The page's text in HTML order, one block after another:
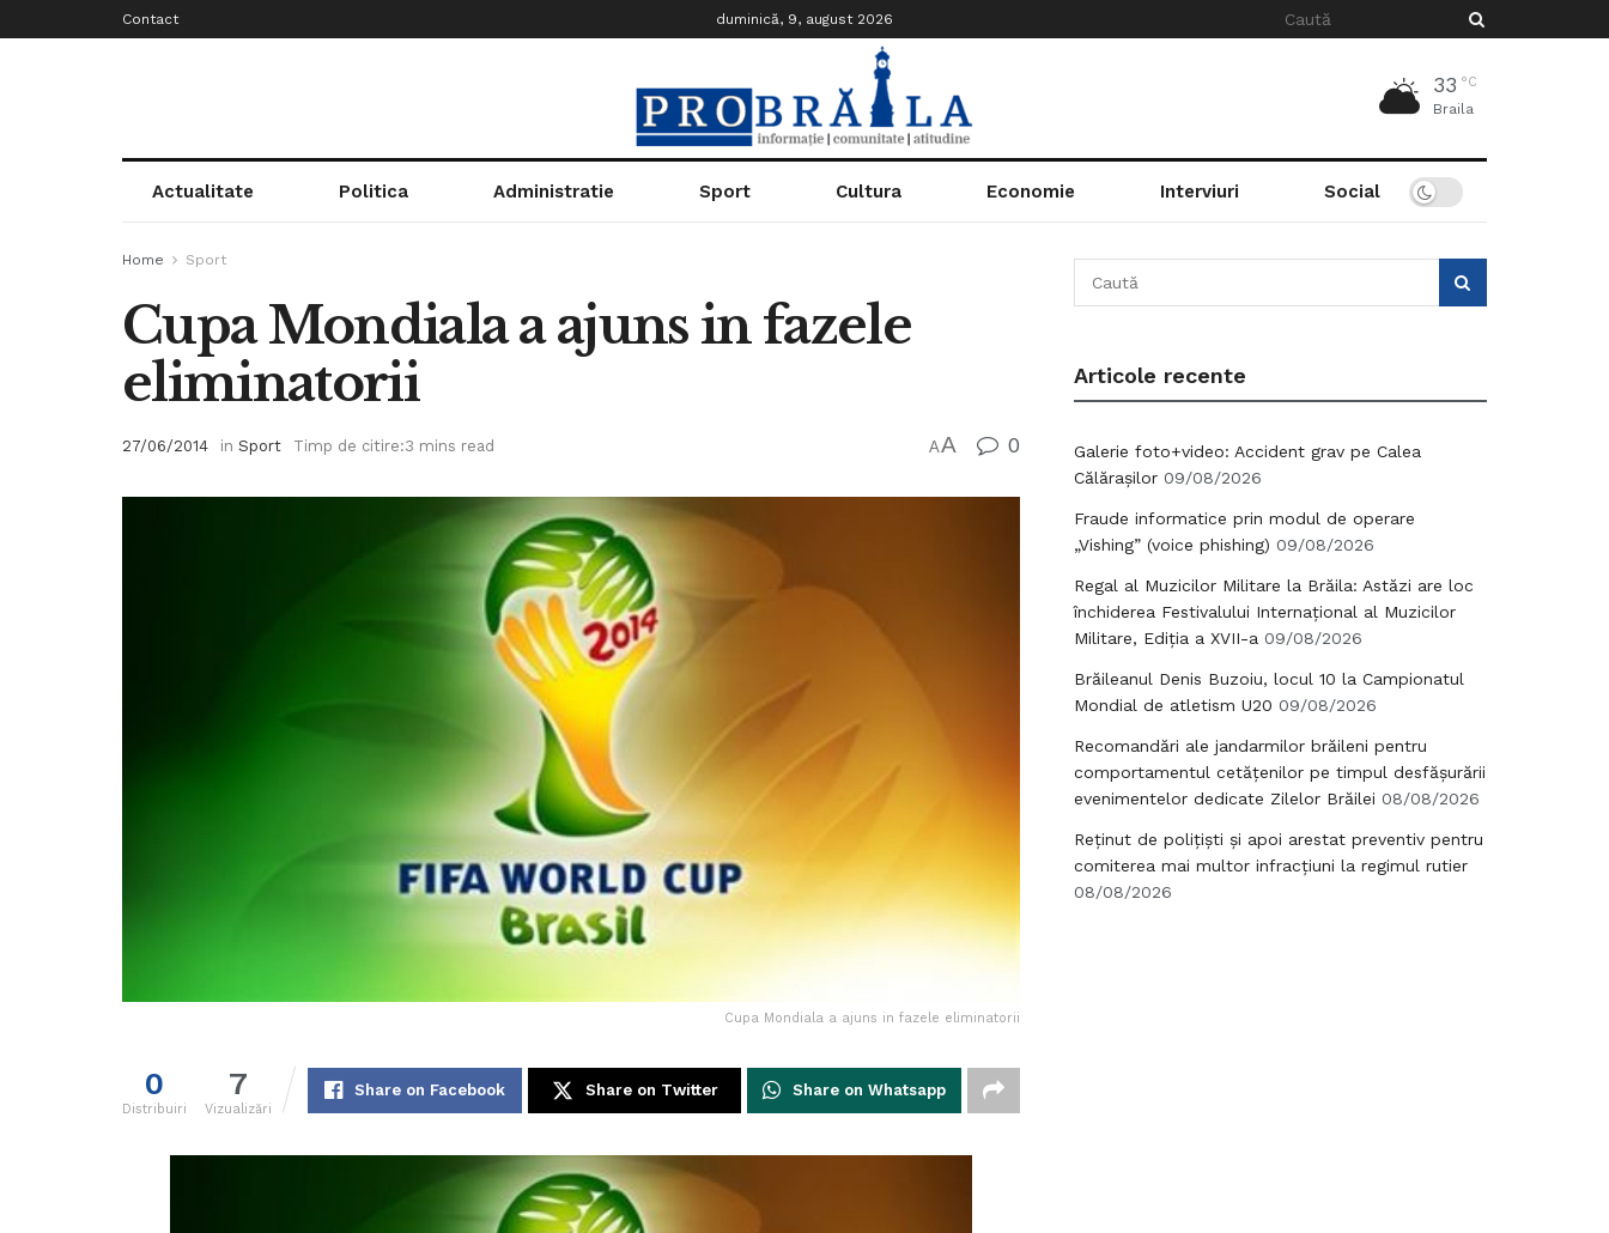
Contact duminică, 9, august 2026
33 °C
Braila
Actualitate Politica Administratie Sport Cultura Economie Interviuri Social
Home Sport
Cupa Mondiala a ajuns in fazele
eliminatorii
27/06/2014 in Sport Timp de citire:3 mins read AA 0
Cupa Mondiala a ajuns in fazele eliminatorii
0
Distribuiri
7
Vizualizări
Share on Facebook Share on Twitter Share on Whatsapp
Articole recente
Galerie foto+video: Accident grav pe Calea
Călărașilor 09/08/2026
Fraude informatice prin modul de operare
„Vishing” (voice phishing) 09/08/2026
Regal al Muzicilor Militare la Brăila: Astăzi are loc
închiderea Festivalului Internațional al Muzicilor
Militare, Ediția a XVII-a 09/08/2026
Brăileanul Denis Buzoiu, locul 10 la Campionatul
Mondial de atletism U20 09/08/2026
Recomandări ale jandarmilor brăileni pentru
comportamentul cetățenilor pe timpul desfășurării
evenimentelor dedicate Zilelor Brăilei 08/08/2026
Reținut de polițiști și apoi arestat preventiv pentru
comiterea mai multor infracțiuni la regimul rutier
08/08/2026